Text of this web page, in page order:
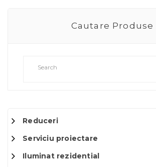
Cautare Produse
Reduceri
Serviciu proiectare
Iluminat rezidential